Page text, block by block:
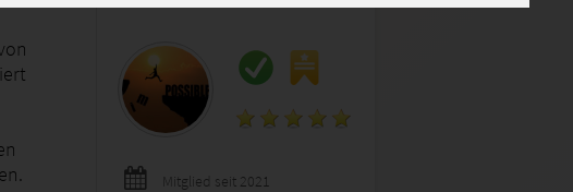
Mitglied seit 2021